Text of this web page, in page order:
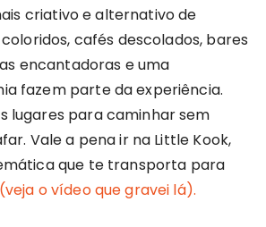
criativo e alternativo de
cafés descolados, bares
encantadoras e uma
fazem parte da experiência.
lugares para caminhar sem
Vale a pena ir na Little Kook,
que te transporta para
(veja o vídeo que gravei lá).